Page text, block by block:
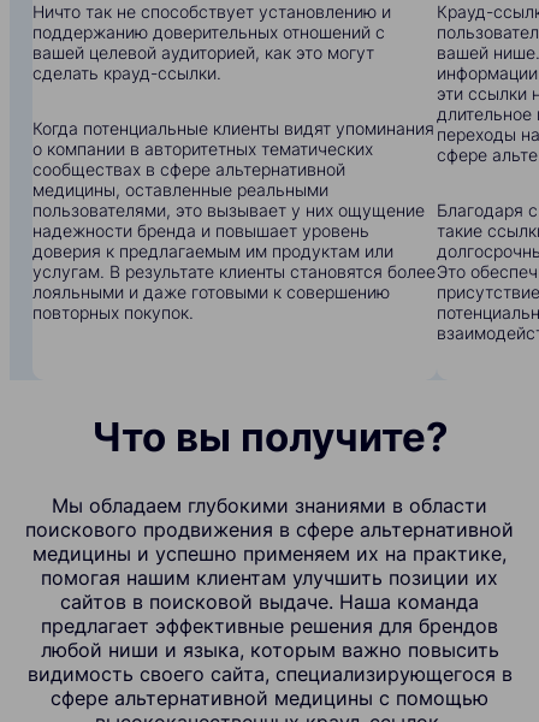
Ничто так не способствует установлению и
поддержанию доверительных отношений с
вашей целевой аудиторией, как это могут
сделать крауд-ссылки.
Когда потенциальные клиенты видят упоминания
о компании в авторитетных тематических
сообществах в сфере альтернативной
медицины, оставленные реальными
пользователями, это вызывает у них ощущение
надежности бренда и повышает уровень
доверия к предлагаемым им продуктам или
услугам. В результате клиенты становятся более
лояльными и даже готовыми к совершению
повторных покупок.
Крауд-
вашей
эти ссылки
переходы
сфере
Благодаря
такие
Это
Что вы получите?
Мы обладаем глубокими знаниями в области
поискового продвижения в сфере альтернативной
медицины и успешно применяем их на практике,
помогая нашим клиентам улучшить позиции их
сайтов в поисковой выдаче. Наша команда
предлагает эффективные решения для брендов
любой ниши и языка, которым важно повысить
видимость своего сайта, специализирующегося в
сфере альтернативной медицины с помощью